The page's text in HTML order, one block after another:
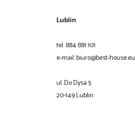
Lublin
tel. 884 881 101
e-mail: biuro@best-house.eu
ul. Do Dysa 5
20-149 Lublin